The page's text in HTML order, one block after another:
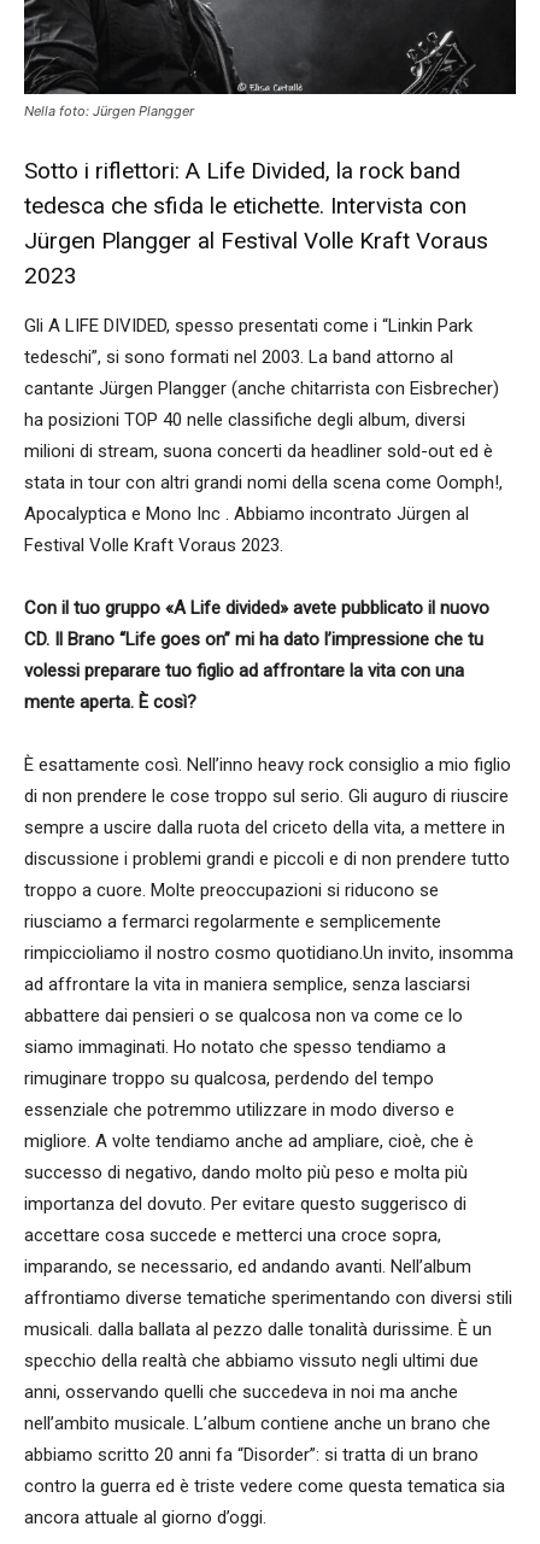
Nella foto: Jürgen Plangger
Sotto i riflettori: A Life Divided, la rock band
tedesca che sfida le etichette. Intervista con
Jürgen Plangger al Festival Volle Kraft Voraus
2023
Gli A LIFE DIVIDED, spesso presentati come i “Linkin Park
tedeschi”, si sono formati nel 2003. La band attorno al
cantante Jürgen Plangger (anche chitarrista con Eisbrecher)
ha posizioni TOP 40 nelle classifiche degli album, diversi
milioni di stream, suona concerti da headliner sold-out ed è
stata in tour con altri grandi nomi della scena come Oomph!,
Apocalyptica e Mono Inc . Abbiamo incontrato Jürgen al
Festival Volle Kraft Voraus 2023.
Con il tuo gruppo «A Life divided» avete pubblicato il nuovo
CD. Il Brano “Life goes on” mi ha dato l’impressione che tu
volessi preparare tuo figlio ad affrontare la vita con una
mente aperta. È così?
È esattamente così. Nell’inno heavy rock consiglio a mio figlio
di non prendere le cose troppo sul serio. Gli auguro di riuscire
sempre a uscire dalla ruota del criceto della vita, a mettere in
discussione i problemi grandi e piccoli e di non prendere tutto
troppo a cuore. Molte preoccupazioni si riducono se
riusciamo a fermarci regolarmente e semplicemente
rimpiccioliamo il nostro cosmo quotidiano.Un invito, insomma
ad affrontare la vita in maniera semplice, senza lasciarsi
abbattere dai pensieri o se qualcosa non va come ce lo
siamo immaginati. Ho notato che spesso tendiamo a
rimuginare troppo su qualcosa, perdendo del tempo
essenziale che potremmo utilizzare in modo diverso e
migliore. A volte tendiamo anche ad ampliare, cioè, che è
successo di negativo, dando molto più peso e molta più
importanza del dovuto. Per evitare questo suggerisco di
accettare cosa succede e metterci una croce sopra,
imparando, se necessario, ed andando avanti. Nell’album
affrontiamo diverse tematiche sperimentando con diversi stili
musicali. dalla ballata al pezzo dalle tonalità durissime. È un
specchio della realtà che abbiamo vissuto negli ultimi due
anni, osservando quelli che succedeva in noi ma anche
nell’ambito musicale. L’album contiene anche un brano che
abbiamo scritto 20 anni fa “Disorder”: si tratta di un brano
contro la guerra ed è triste vedere come questa tematica sia
ancora attuale al giorno d’oggi.